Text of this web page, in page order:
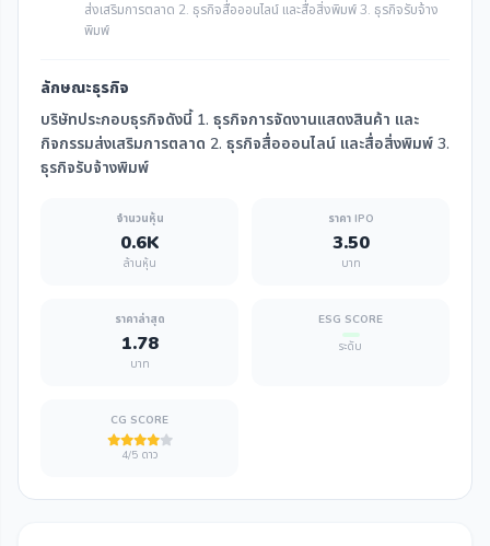
ส่งเสริมการตลาด 2. ธุรกิจสื่อออนไลน์ และสื่อสิ่งพิมพ์ 3. ธุรกิจรับจ้าง
พิมพ์
ลักษณะธุรกิจ
บริษัทประกอบธุรกิจดังนี้ 1. ธุรกิจการจัดงานแสดงสินค้า และ
กิจกรรมส่งเสริมการตลาด 2. ธุรกิจสื่อออนไลน์ และสื่อสิ่งพิมพ์ 3.
ธุรกิจรับจ้างพิมพ์
จำนวนหุ้น
0.6K
ล้านหุ้น
ราคา IPO
3.50
บาท
ราคาล่าสุด
1.78
บาท
ESG SCORE
ระดับ
CG SCORE
4/5 ดาว